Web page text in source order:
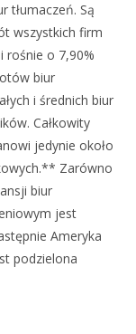
tłumaczeń. Są
wszystkich firm
rośnie o 7,90%
biur
i średnich biur
Całkowity
jedynie około
Zarówno
biur
jest
Ameryka
podzielona